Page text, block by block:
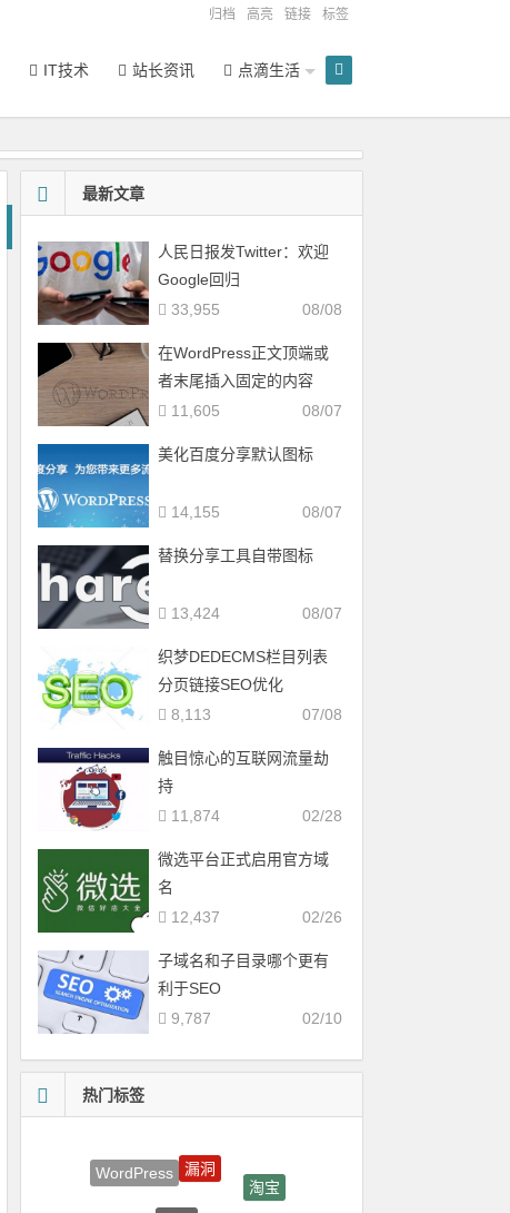
归档 高亮 链接 标签
IT技术 站长资讯 点滴生活
最新文章
人民日报发Twitter：欢迎
Google回归
08/08
33,955
在WordPress正文顶端或
者末尾插入固定的内容
08/07
11,605
美化百度分享默认图标
08/07
14,155
替换分享工具自带图标
08/07
13,424
织梦DEDECMS栏目列表
分页链接SEO优化
07/08
8,113
触目惊心的互联网流量劫
持
02/28
11,874
微选平台正式启用官方域
名
02/26
12,437
子域名和子目录哪个更有
利于SEO
02/10
9,787
热门标签
WordPress
漏洞
淘宝
微信
Linux